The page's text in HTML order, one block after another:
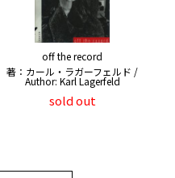
off the record
著：カール・ラガーフェルド /
Author: Karl Lagerfeld
sold out